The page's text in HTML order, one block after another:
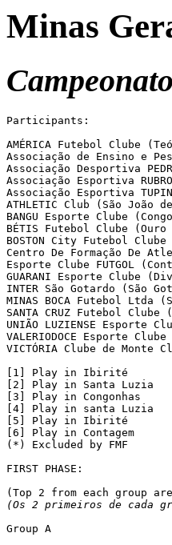
Minas
Participants:
AMÉRICA Futebol Clube
Associação de Ensino e
Associação Desportiva
Associação Esportiva RUBRO
Associação Esportiva
ATHLETIC Club (São João
BANGU Esporte Clube
BÉTIS Futebol Clube
BOSTON City Futebol
Centro De Formação De
Esporte Clube FUTGOL
GUARANI Esporte Clube
INTER São Gotardo (São
MINAS BOCA Futebol Ltda
SANTA CRUZ Futebol
UNIÃO LUZIENSE Esporte
VALERIODOCE Esporte
VICTÓRIA Clube de Monte
[1] Play in Ibirité
[2] Play in Santa Luzia
[3] Play in Congonhas
[4] Play in santa Luzia
[5] Play in Ibirité
[6] Play in Contagem
(*) Excluded by FMF
FIRST PHASE:
(Os 2 primeiros de cada
Group A